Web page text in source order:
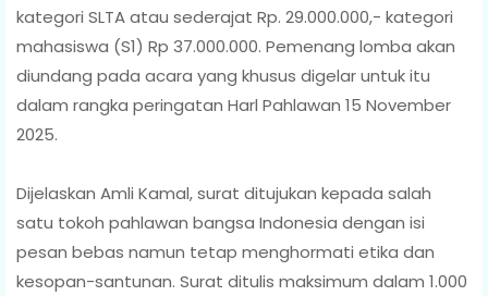
kategori SLTA atau sederajat Rp. 29.000.000,- kategori
mahasiswa (S1) Rp 37.000.000. Pemenang lomba akan
diundang pada acara yang khusus digelar untuk itu
dalam rangka peringatan Harl Pahlawan 15 November
2025.
Dijelaskan Amli Kamal, surat ditujukan kepada salah
satu tokoh pahlawan bangsa Indonesia dengan isi
pesan bebas namun tetap menghormati etika dan
kesopan-santunan. Surat ditulis maksimum dalam 1.000